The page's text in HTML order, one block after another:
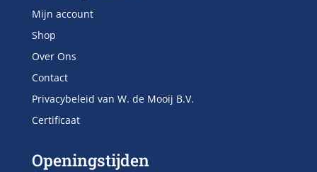
Mijn account
Shop
Over Ons
Contact
Privacybeleid van W. de Mooij B.V.
Certificaat
Openingstijden